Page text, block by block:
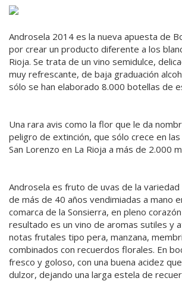
Androsela 2014 es la nueva apuesta de
por crear un producto diferente a los
Rioja. Se trata de un vino semidulce,
muy refrescante, de baja graduación
sólo se han elaborado 8.000 botellas de
Una rara avis como la flor que le da
peligro de extinción, que sólo crece en
San Lorenzo en La Rioja a más de 2.000
Androsela es fruto de uvas de la variedad
de más de 40 años vendimiadas a mano
comarca de la Sonsierra, en pleno
resultado es un vino de aromas sutiles y
notas frutales tipo pera, manzana,
combinados con recuerdos florales. En
fresco y goloso, con una buena acidez
dulzor, dejando una larga estela de